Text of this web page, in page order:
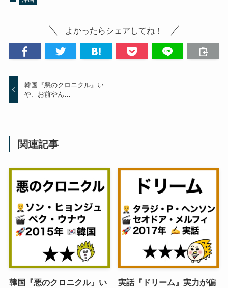
よかったらシェアしてね！
韓国『悪のクロニクル』い
や、お前やん…
関連記事
韓国『悪のクロニクル』い
実話『ドリーム』実力が偏